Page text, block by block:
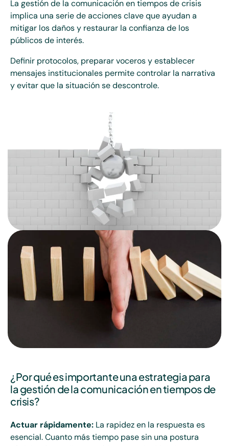
La gestión de la comunicación en tiempos de crisis
implica una serie de acciones clave que ayudan a
mitigar los daños y restaurar la confianza de los
públicos de interés.
Definir protocolos, preparar voceros y establecer
mensajes institucionales permite controlar la narrativa
y evitar que la situación se descontrole.
¿Por qué es importante una estrategia para
la gestión de la comunicación en tiempos de
crisis?
Actuar rápidamente: La rapidez en la respuesta es
esencial. Cuanto más tiempo pase sin una postura